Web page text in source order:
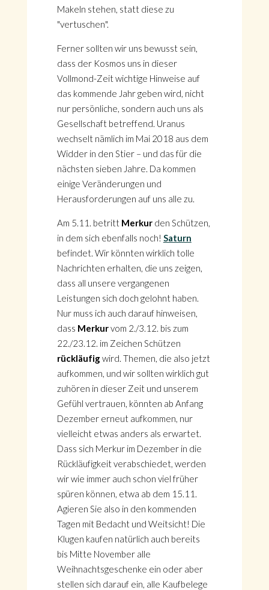
Makeln stehen, statt diese zu
"vertuschen".
Ferner sollten wir uns bewusst sein,
dass der Kosmos uns in dieser
Vollmond-Zeit wichtige Hinweise auf
das kommende Jahr geben wird, nicht
nur persönliche, sondern auch uns als
Gesellschaft betreffend. Uranus
wechselt nämlich im Mai 2018 aus dem
Widder in den Stier – und das für die
nächsten sieben Jahre. Da kommen
einige Veränderungen und
Herausforderungen auf uns alle zu.
Am 5.11. betritt Merkurden Schützen,
in dem sich ebenfalls noch! Saturn
befindet. Wir könnten wirklich tolle
Nachrichten erhalten, die uns zeigen,
dass all unsere vergangenen
Leistungen sich doch gelohnt haben.
Nur muss ich auch darauf hinweisen,
dass Merkurvom 2./3.12. bis zum
22./23.12. im Zeichen Schützen
rückläufigwird. Themen, die also jetzt
aufkommen, und wir sollten wirklich gut
zuhören in dieser Zeit und unserem
Gefühl vertrauen, könnten ab Anfang
Dezember erneut aufkommen, nur
vielleicht etwas anders als erwartet.
Dass sich Merkur im Dezember in die
Rückläufigkeit verabschiedet, werden
wir wie immer auch schon viel früher
spüren können, etwa ab dem 15.11.
Agieren Sie also in den kommenden
Tagen mit Bedacht und Weitsicht! Die
Klugen kaufen natürlich auch bereits
bis Mitte November alle
Weihnachtsgeschenke ein oder aber
stellen sich darauf ein, alle Kaufbelege